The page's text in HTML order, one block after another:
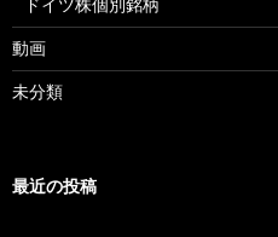
動画
未分類
最近の投稿